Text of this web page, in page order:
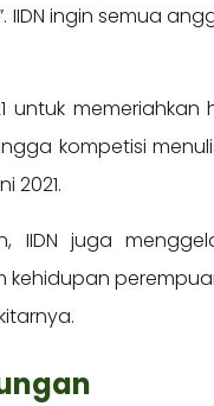
IIDN ingin semua
untuk
kompetisi
2021.
IIDN juga